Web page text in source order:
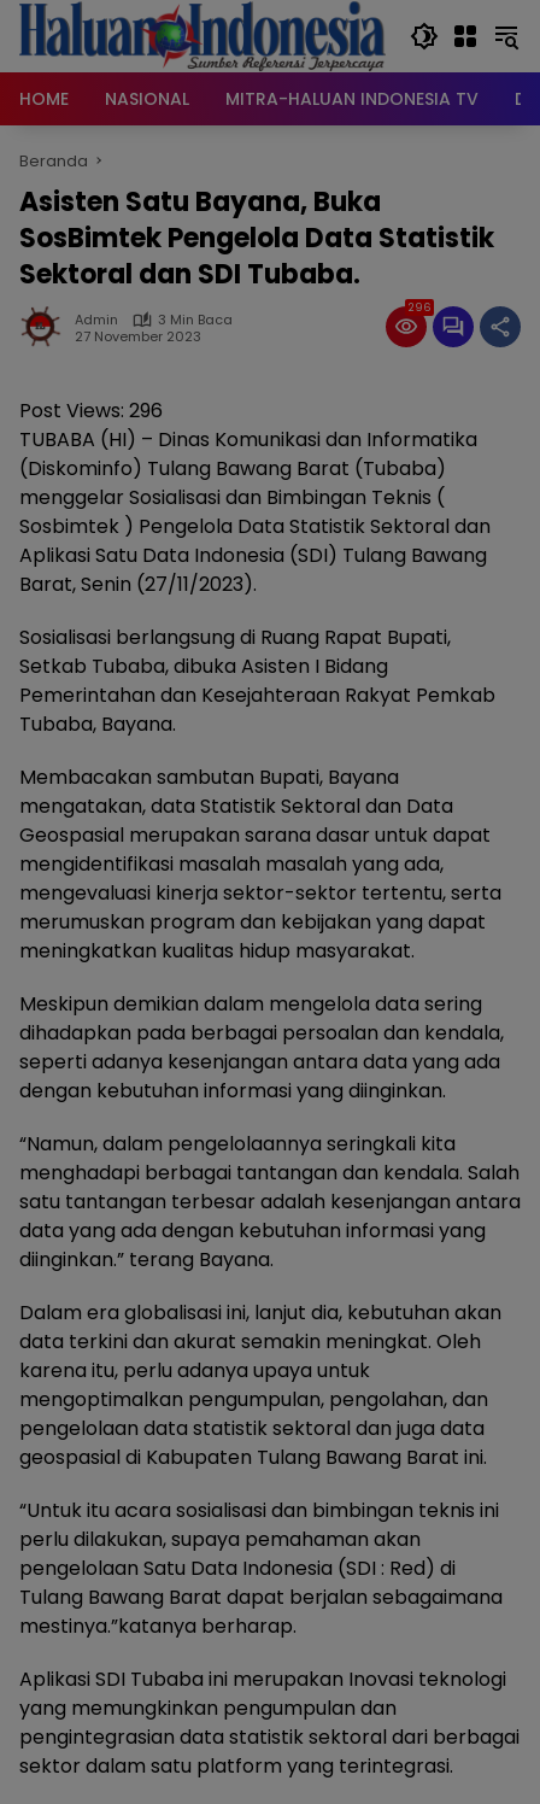
Langsung
konten
HOME
NASIONAL MITRA-HALUAN INDONESIA TV
Beranda
Asisten Satu Bayana, Buka
SosBimtek Pengelola Data Statistik
Sektoral dan SDI Tubaba.
Admin
3 Min Baca
27 November 2023
296
Post Views: 296
TUBABA (HI) – Dinas Komunikasi dan Informatika
(Diskominfo) Tulang Bawang Barat (Tubaba)
menggelar Sosialisasi dan Bimbingan Teknis (
Sosbimtek ) Pengelola Data Statistik Sektoral dan
Aplikasi Satu Data Indonesia (SDI) Tulang Bawang
Barat, Senin (27/11/2023).
Sosialisasi berlangsung di Ruang Rapat Bupati,
Setkab Tubaba, dibuka Asisten I Bidang
Pemerintahan dan Kesejahteraan Rakyat Pemkab
Tubaba, Bayana.
Membacakan sambutan Bupati, Bayana
mengatakan, data Statistik Sektoral dan Data
Geospasial merupakan sarana dasar untuk dapat
mengidentifikasi masalah masalah yang ada,
mengevaluasi kinerja sektor-sektor tertentu, serta
merumuskan program dan kebijakan yang dapat
meningkatkan kualitas hidup masyarakat.
Meskipun demikian dalam mengelola data sering
dihadapkan pada berbagai persoalan dan kendala,
seperti adanya kesenjangan antara data yang ada
dengan kebutuhan informasi yang diinginkan.
“Namun, dalam pengelolaannya seringkali kita
menghadapi berbagai tantangan dan kendala. Salah
satu tantangan terbesar adalah kesenjangan antara
data yang ada dengan kebutuhan informasi yang
diinginkan.” terang Bayana.
Dalam era globalisasi ini, lanjut dia, kebutuhan akan
data terkini dan akurat semakin meningkat. Oleh
karena itu, perlu adanya upaya untuk
mengoptimalkan pengumpulan, pengolahan, dan
pengelolaan data statistik sektoral dan juga data
geospasial di Kabupaten Tulang Bawang Barat ini.
“Untuk itu acara sosialisasi dan bimbingan teknis ini
perlu dilakukan, supaya pemahaman akan
pengelolaan Satu Data Indonesia (SDI : Red) di
Tulang Bawang Barat dapat berjalan sebagaimana
mestinya.”katanya berharap.
Aplikasi SDI Tubaba ini merupakan Inovasi teknologi
yang memungkinkan pengumpulan dan
pengintegrasian data statistik sektoral dari berbagai
sektor dalam satu platform yang terintegrasi.